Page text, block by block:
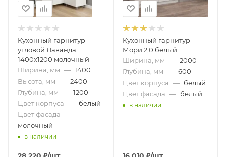
Кухонный гарнитур
угловой Лаванда
1400х1200 молочный
Ширина, мм — 1400
Высота, мм — 2400
Глубина, мм — 1200
Цвет корпуса — белый
Цвет фасада —
молочный
в наличии
Кухонный гарнитур
Мори 2,0 белый
Ширина, мм — 2000
Глубина, мм — 600
Цвет корпуса — белый
Цвет фасада — белый
в наличии